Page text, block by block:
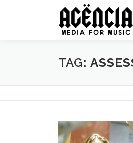
conteúdo
TAG: